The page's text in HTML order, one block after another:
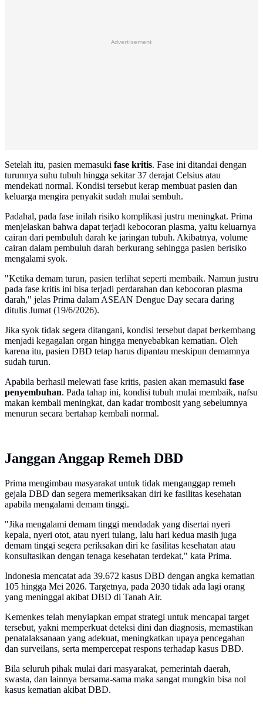
Advertisement
Setelah itu, pasien memasuki fase kritis. Fase ini ditandai dengan
turunnya suhu tubuh hingga sekitar 37 derajat Celsius atau
mendekati normal. Kondisi tersebut kerap membuat pasien dan
keluarga mengira penyakit sudah mulai sembuh.
Padahal, pada fase inilah risiko komplikasi justru meningkat. Prima
menjelaskan bahwa dapat terjadi kebocoran plasma, yaitu keluarnya
cairan dari pembuluh darah ke jaringan tubuh. Akibatnya, volume
cairan dalam pembuluh darah berkurang sehingga pasien berisiko
mengalami syok.
"Ketika demam turun, pasien terlihat seperti membaik. Namun justru
pada fase kritis ini bisa terjadi perdarahan dan kebocoran plasma
darah," jelas Prima dalam ASEAN Dengue Day secara daring
ditulis Jumat (19/6/2026).
Jika syok tidak segera ditangani, kondisi tersebut dapat berkembang
menjadi kegagalan organ hingga menyebabkan kematian. Oleh
karena itu, pasien DBD tetap harus dipantau meskipun demamnya
sudah turun.
Apabila berhasil melewati fase kritis, pasien akan memasuki fase
penyembuhan. Pada tahap ini, kondisi tubuh mulai membaik, nafsu
makan kembali meningkat, dan kadar trombosit yang sebelumnya
menurun secara bertahap kembali normal.
Janggan Anggap Remeh DBD
Prima mengimbau masyarakat untuk tidak menganggap remeh
gejala DBD dan segera memeriksakan diri ke fasilitas kesehatan
apabila mengalami demam tinggi.
"Jika mengalami demam tinggi mendadak yang disertai nyeri
kepala, nyeri otot, atau nyeri tulang, lalu hari kedua masih juga
demam tinggi segera periksakan diri ke fasilitas kesehatan atau
konsultasikan dengan tenaga kesehatan terdekat," kata Prima.
Indonesia mencatat ada 39.672 kasus DBD dengan angka kematian
105 hingga Mei 2026. Targetnya, pada 2030 tidak ada lagi orang
yang meninggal akibat DBD di Tanah Air.
Kemenkes telah menyiapkan empat strategi untuk mencapai target
tersebut, yakni memperkuat deteksi dini dan diagnosis, memastikan
penatalaksanaan yang adekuat, meningkatkan upaya pencegahan
dan surveilans, serta mempercepat respons terhadap kasus DBD.
Bila seluruh pihak mulai dari masyarakat, pemerintah daerah,
swasta, dan lainnya bersama-sama maka sangat mungkin bisa nol
kasus kematian akibat DBD.